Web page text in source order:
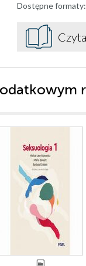
Dostępne formaty: